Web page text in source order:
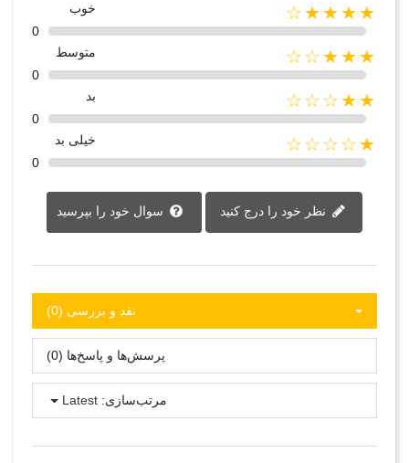
★★★★☆
خوب
0
★★★☆☆
متوسط
0
★★☆☆☆
بد
0
★☆☆☆☆
خیلی بد
0
سوال خود را بپرسید
نقد و بررسی‌‌ (0)
پرسش‌ها و پاسخ‌ها (0)
مرتب‌سازی: Latest